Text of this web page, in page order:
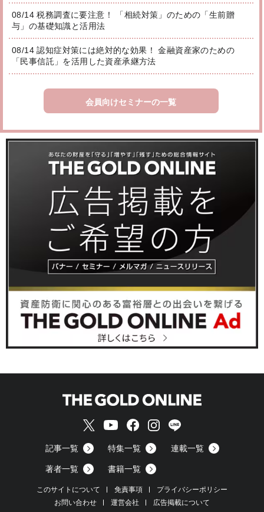
08/14 税務調査に要注意！ 「相続対策」のための「生前贈
与」の基礎知識と活用法
08/14 認知症対策には絶対的な効果！ 金融資産家のための
「民事信託」を活用した資産承継方法
会員向けセミナーの一覧
記事一覧 特集一覧 連載一覧
著者一覧 書籍一覧
このサイトについて 免責事項
プライバシーポリシー
お問い合わせ
運営会社
広告掲載について